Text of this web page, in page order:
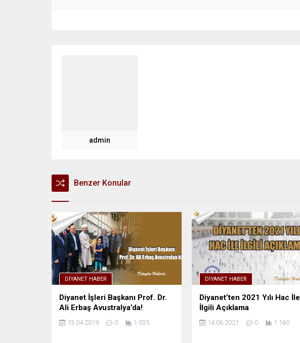
admin
Benzer Konular
DIYANET HABER
Diyanet İşleri Başkanı Prof. Dr.
Ali Erbaş Avustralya’da!
13.04.2019 0 1.035
DIYANET HABER
Diyanet’ten 2021 Yılı Hac İle
İlgili Açıklama
14.06.2021 0 1.160